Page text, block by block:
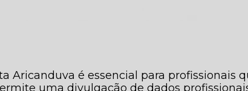
Aricanduva é essencial para profissionais
uma divulgação de dados